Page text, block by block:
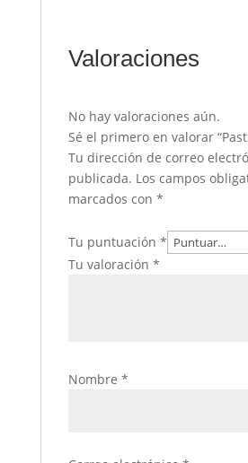
Valoraciones
No hay valoraciones aún.
Sé el primero en valorar
Tu dirección de correo
publicada. Los campos
marcados con *
Tu puntuación *
Tu valoración *
Nombre *